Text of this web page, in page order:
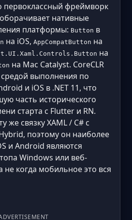
первоклассный фреймворк
нативные
платформы: Button в
на iOS, AppCompatButton на
на
на Mac Catalyst. CoreCLR
средой выполнения по
и iOS в .NET 11, что
часть исторического
старта с Flutter и RN.
же связку XAML / C# с
поэтому он наиболее
и Android являются
Windows или веб-
не когда мобильное это вся